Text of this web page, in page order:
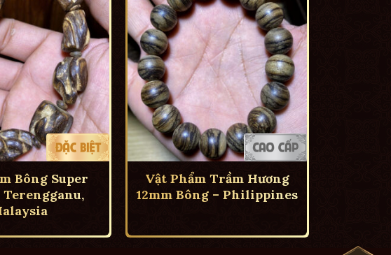
Bông Super
Terengganu,
Vật Phẩm Trầm Hương
12mm Bông – Philippines